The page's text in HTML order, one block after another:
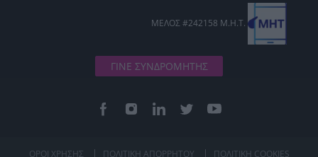
ΓΙΝΕ ΣΥΝΔΡΟΜΗΤΗΣ
ΜΕΛΟΣ #242158 Μ.Η.Τ.
ΟΡΟΙ ΧΡΗΣΗΣ ΠΟΛΙΤΙΚΗ ΑΠΟΡΡΗΤΟΥ ΠΟΛΙΤΙΚΗ COOKIES